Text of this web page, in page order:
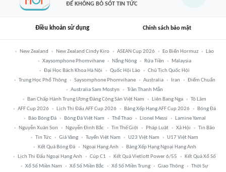
ĐỂ KHÔNG BỎ SÓT TIN TỨC
Điều khoản sử dụng Chính sách bảo mật
New Zealand New Zealand Cindy Kiro ASEAN Cup 2026 Eo Biển Hormuz
Lào
Xaysomphone Phomvihane
Nắng Nóng Rửa Tiền
Malaysia
Đại Học Bách Khoa Hà Nội
Quốc Hội Lào
Chủ Tịch Quốc Hội
Trung Học Phổ Thông
Saysomphone Phomvihane Australia Iran
Điểm Chuẩn
Australia Sam Mostyn
Trần Thanh Mẫn
Ban Chấp Hành Trung Ương Đảng Cộng Sản Việt Nam
Liên Bang Nga
Tô Lâm
AFF Cup 2026
Lịch Thi Đấu AFF Cup 2026 Bảng Xếp Hạng AFF Cup 2026
Bóng Đá
Báo Bóng Đá
Bóng Đá Việt Nam Thể Thao Lionel Messi
Lamine Yamal
Nguyễn Xuân Son
Nguyễn Đình Bắc Tin Thế Giới Pháp Luật Xã Hội
Tin Bão
Tin Tức
Giá Vàng Tuyển Việt Nam U23 Việt Nam
U17 Việt Nam
Kết Quả Bóng Đá
Ngoại Hạng Anh
Bảng Xếp Hạng Ngoại Hạng Anh
Lịch Thi Đấu Ngoại Hạng Anh
Cúp C1 Kết Quả Vietlott Power 6/55
Kết Quả Xổ Số
Xổ Số Miền Nam
Xổ Số Miền Bắc Xổ Số Miền Trung Giao Thông Thời Sự